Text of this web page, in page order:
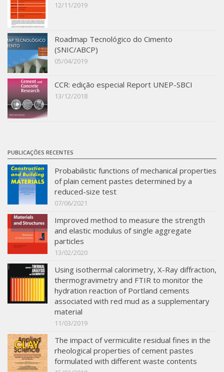
12/11/2019
Roadmap Tecnológico do Cimento
(SNIC/ABCP)
05/04/2019
CCR: edição especial Report UNEP-SBCI
13/12/2018
PUBLICAÇÕES RECENTES
Probabilistic functions of mechanical properties
of plain cement pastes determined by a
reduced-size test
07/06/2021
Improved method to measure the strength
and elastic modulus of single aggregate
particles
13/02/2020
Using isothermal calorimetry, X-Ray diffraction,
thermogravimetry and FTIR to monitor the
hydration reaction of Portland cements
associated with red mud as a supplementary
material
11/03/2019
The impact of vermiculite residual fines in the
rheological properties of cement pastes
formulated with different waste contents